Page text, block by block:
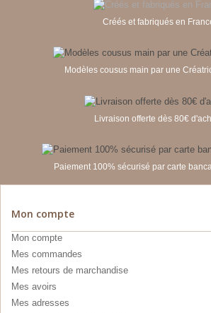
Créés et fabriqués en
Modèles cousus main par une
Livraison offerte dès 80€
Paiement 100% sécurisé par carte
Mon compte
Mon compte
Mes commandes
Mes retours de marchandise
Mes avoirs
Mes adresses